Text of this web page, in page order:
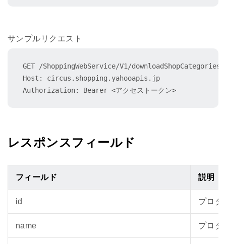
サンプルリクエスト
GET /ShoppingWebService/V1/
Host: circus.shopping.yahooapis.jp
Authorization: Bearer <アクセストークン>
レスポンスフィールド
フィールド 説明
id プロダ
name プロダ